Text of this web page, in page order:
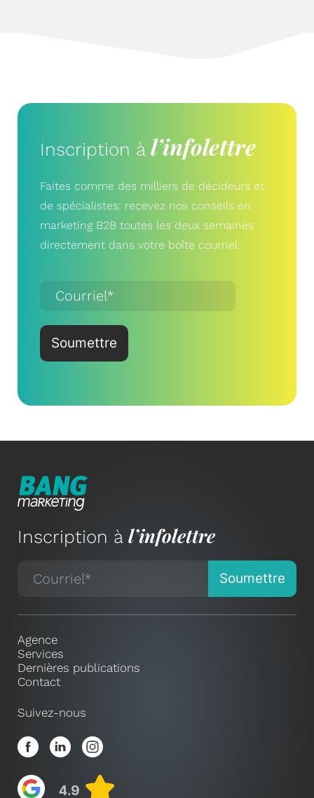
Inscription à l’infolettre
Faites comme des milliers de décideurs et
de spécialistes: recevez nos conseils en
marketing B2B toutes les deux semaines
directement dans votre boîte courriel.
Inscription à l’infolettre
Agence
Services
Dernières publications
Contact
Suivez-nous